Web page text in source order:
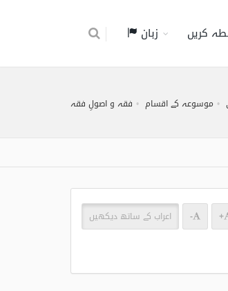
کریں زبان
موسوعہ کے اقسام فقہ و اصولِ فقہ
+
- اعراب کے ساتھ دیکھیں